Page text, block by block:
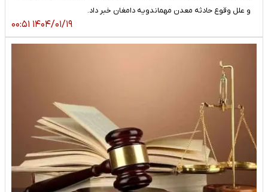
و علل وقوع حادثه معدن مهماندویه دامغان خبر داد.
۱۴۰۴/۰۱/۱۹ ۰۰:۵۱